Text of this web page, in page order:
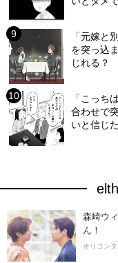
「元嫁と
を突っ込
じれる？
「こっち
合わせで
いと信じ
森崎ウ
ん！
オリコン